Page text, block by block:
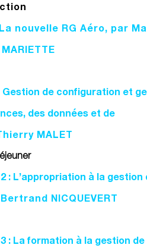
nouvelle RG Aéro, par
Gestion de configuration et
des données et de
MALET
: L’appropriation à la gestion
Bertrand NICQUEVERT
: La formation à la gestion de